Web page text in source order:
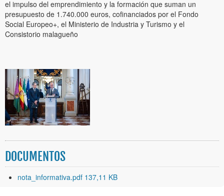
el impulso del emprendimiento y la formación que suman un
presupuesto de 1.740.000 euros, cofinanciados por el Fondo
Social Europeo+, el Ministerio de Industria y Turismo y el
Consistorio malagueño
DOCUMENTOS
nota_informativa.pdf 137,11 KB